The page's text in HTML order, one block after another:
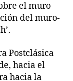
el muro
del muro-
Postclásica
hacia el
hacia la